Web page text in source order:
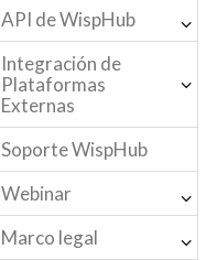
API de WispHub
Integración de
Plataformas
Externas
Soporte WispHub
Webinar
Marco legal